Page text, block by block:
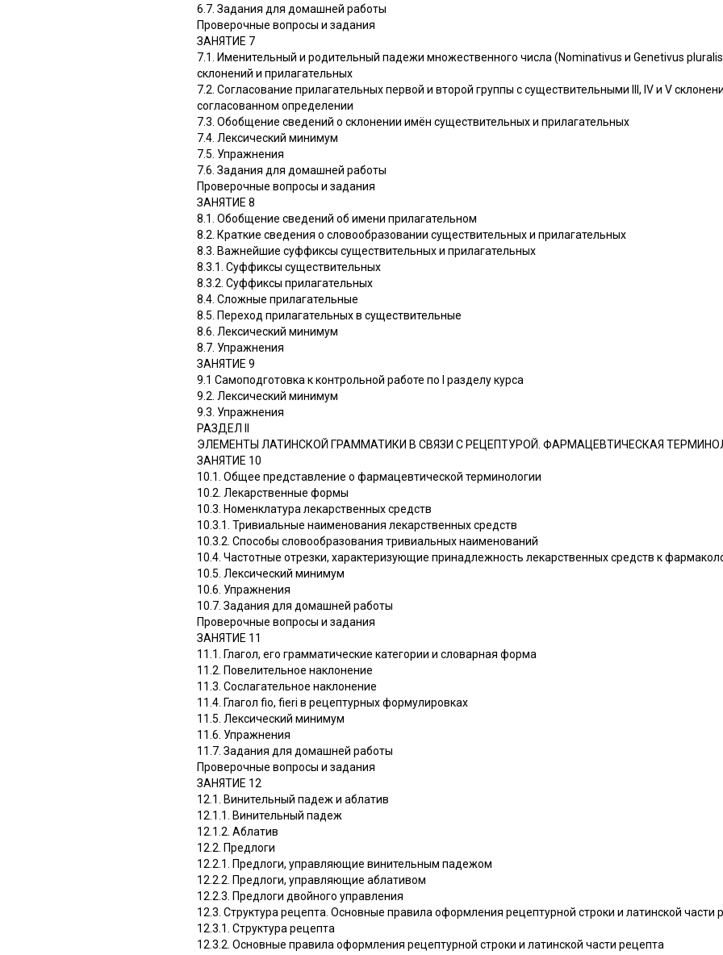
6.7. Задания для домашней работы
Проверочные вопросы и задания
ЗАНЯТИЕ 7
7.1. Именительный и родительный падежи множественного числа (Nominativus и Genetivus
склонений и прилагательных
7.2. Согласование прилагательных первой и второй группы с существительными III, IV и V
согласованном определении
7.3. Обобщение сведений о склонении имён существительных и прилагательных
7.4. Лексический минимум
7.5. Упражнения
7.6. Задания для домашней работы
Проверочные вопросы и задания
ЗАНЯТИЕ 8
8.1. Обобщение сведений об имени прилагательном
8.2. Краткие сведения о словообразовании существительных и прилагательных
8.3. Важнейшие суффиксы существительных и прилагательных
8.3.1. Суффиксы существительных
8.3.2. Суффиксы прилагательных
8.4. Сложные прилагательные
8.5. Переход прилагательных в существительные
8.6. Лексический минимум
8.7. Упражнения
ЗАНЯТИЕ 9
9.1 Самоподготовка к контрольной работе по I разделу курса
9.2. Лексический минимум
9.3. Упражнения
РАЗДЕЛ II
ЭЛЕМЕНТЫ ЛАТИНСКОЙ ГРАММАТИКИ В СВЯЗИ С РЕЦЕПТУРОЙ. ФАРМАЦЕВТИЧЕСКАЯ
ЗАНЯТИЕ 10
10.1. Общее представление о фармацевтической терминологии
10.2. Лекарственные формы
10.3. Номенклатура лекарственных средств
10.3.1. Тривиальные наименования лекарственных средств
10.3.2. Способы словообразования тривиальных наименований
10.4. Частотные отрезки, характеризующие принадлежность лекарственных средств к
10.5. Лексический минимум
10.6. Упражнения
10.7. Задания для домашней работы
Проверочные вопросы и задания
ЗАНЯТИЕ 11
11.1. Глагол, его грамматические категории и словарная форма
11.2. Повелительное наклонение
11.3. Сослагательное наклонение
11.4. Глагол fio, fieri в рецептурных формулировках
11.5. Лексический минимум
11.6. Упражнения
11.7. Задания для домашней работы
Проверочные вопросы и задания
ЗАНЯТИЕ 12
12.1. Винительный падеж и аблатив
12.1.1. Винительный падеж
12.1.2. Аблатив
12.2. Предлоги
12.2.1. Предлоги, управляющие винительным падежом
12.2.2. Предлоги, управляющие аблативом
12.2.3. Предлоги двойного управления
12.3. Структура рецепта. Основные правила оформления рецептурной строки и латинской части
12.3.1. Структура рецепта
12.3.2. Основные правила оформления рецептурной строки и латинской части рецепта